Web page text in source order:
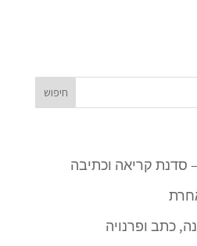
סדנת קריאה וכתיבה
כתב ופרנויה